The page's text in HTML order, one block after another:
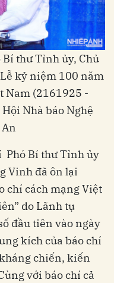
thư Tỉnh ủy, Chủ
kỷ niệm 100 năm
Nam (2161925 -
Nhà báo Nghệ
Phó Bí thư Tỉnh ủy
Vinh đã ôn lại
chí cách mạng Việt
do Lãnh tụ
đầu tiên vào ngày
kích của báo chí
chiến, kiến
với báo chí cả